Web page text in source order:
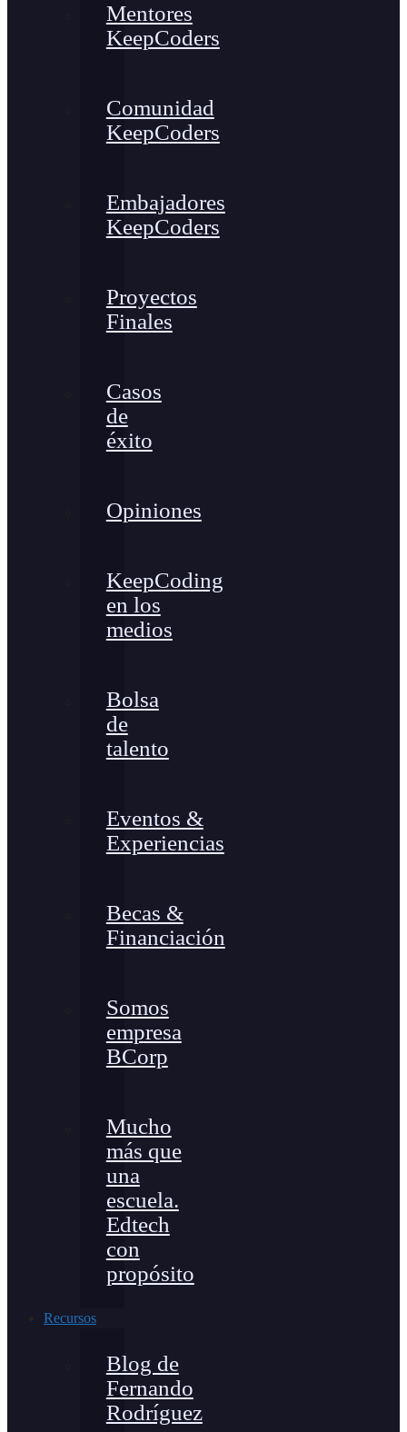
Mentores
KeepCoders
Comunidad
KeepCoders
Embajadores
KeepCoders
Proyectos
Finales
Casos
de
éxito
Opiniones
KeepCoding
en los
medios
Bolsa
de
talento
Eventos &
Experiencias
Becas &
Financiación
Somos
empresa
BCorp
Mucho
más que
una
escuela.
Edtech
con
propósito
Recursos
Blog de
Fernando
Rodríguez